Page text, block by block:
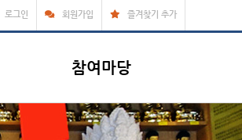
로그인 회원가입 즐겨찾기 추가
참여마당
참여마당